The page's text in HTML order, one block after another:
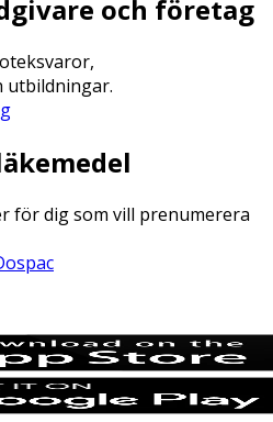
och företag
utbildningar.
för dig som vill prenumerera